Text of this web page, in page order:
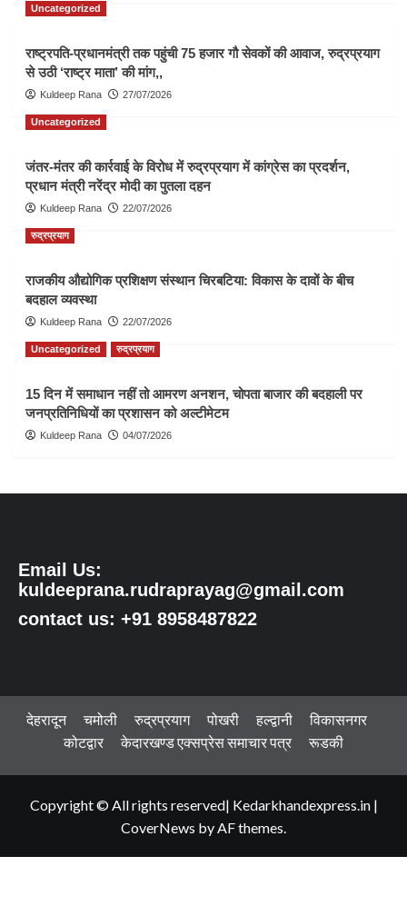
Uncategorized
राष्ट्रपति-प्रधानमंत्री तक पहुंची 75 हजार गौ सेवकों की आवाज, रुद्रप्रयाग
से उठी ‘राष्ट्र माता’ की मांग,,
Kuldeep Rana 27/07/2026
Uncategorized
जंतर-मंतर की कार्रवाई के विरोध में रुद्रप्रयाग में कांग्रेस का प्रदर्शन,
प्रधान मंत्री नरेंद्र मोदी का पुतला दहन
Kuldeep Rana 22/07/2026
रुद्रप्रयाग
राजकीय औद्योगिक प्रशिक्षण संस्थान चिरबटिया: विकास के दावों के बीच
बदहाल व्यवस्था
Kuldeep Rana 22/07/2026
Uncategorized रुद्रप्रयाग
15 दिन में समाधान नहीं तो आमरण अनशन, चोपता बाजार की बदहाली पर
जनप्रतिनिधियों का प्रशासन को अल्टीमेटम
Kuldeep Rana 04/07/2026
Email Us:
kuldeeprana.rudraprayag@gmail.com
contact us: +91 8958487822
देहरादून चमोली रुद्रप्रयाग पोखरी हल्द्वानी
विकासनगर
कोटद्वार
केदारखण्ड एक्सप्रेस समाचार पत्र रूडकी
Copyright © All rights reserved| Kedarkhandexpress.in |
CoverNews by AF themes.